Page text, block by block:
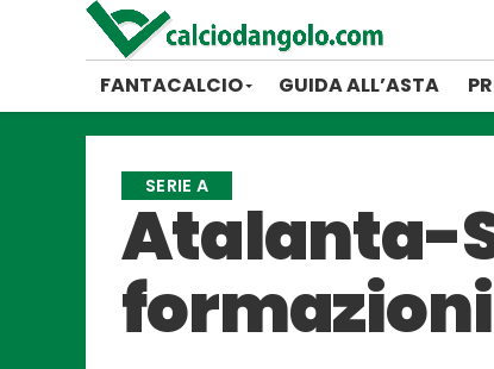
FANTACALCIO GUIDA ALL’ASTA
SERIE A
Atalanta-